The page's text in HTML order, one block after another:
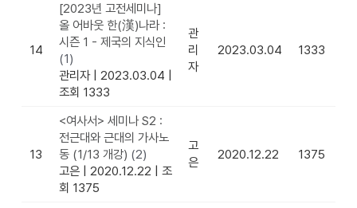
14
[2023년 고전세미나]
올 어바웃 한(漢)나라 :
시즌 1 - 제국의 지식인
(1)
관리자
2023.03.04
조회 1333
관
리
자
2023.03.04 1333
13
<여사서> 세미나 S2 :
전근대와 근대의 가사노
동 (1/13 개강) (2)
고은
2020.12.22
조
회 1375
고
은
2020.12.22 1375